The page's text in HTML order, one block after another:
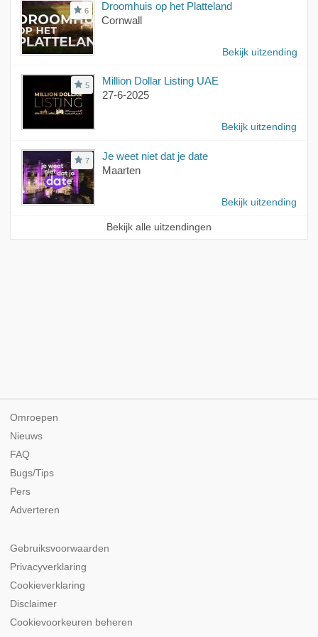
6
Droomhuis op het Platteland
Cornwall
Bekijk uitzending
5
Million Dollar Listing UAE
27-6-2025
Bekijk uitzending
7
Je weet niet dat je date
Maarten
Bekijk uitzending
Bekijk alle uitzendingen
Omroepen
Nieuws
FAQ
Bugs/Tips
Pers
Adverteren
Gebruiksvoorwaarden
Privacyverklaring
Cookieverklaring
Disclaimer
Cookievoorkeuren beheren